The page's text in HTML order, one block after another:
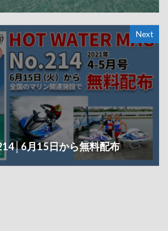
Next
月15日から無料配布